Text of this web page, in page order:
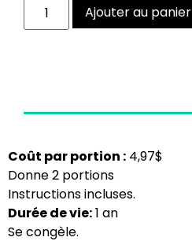
Ajouter au panier
Coût par portion : 4,97$
Donne 2 portions
Instructions incluses.
Durée de vie:1 an
Se congèle.